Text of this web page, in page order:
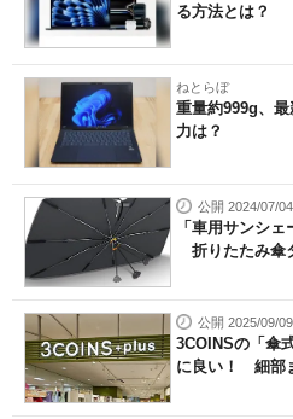
る方法とは？
ねとらぼ
重量約999g、
力は？
公開 2024/07/04
「車用サンシ
折りたたみ傘
公開 2025/09/09
3COINSの「傘
に良い！ 細部